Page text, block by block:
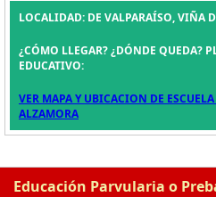
LOCALIDAD: DE VALPARAÍSO, VIÑA
¿CÓMO LLEGAR? ¿DÓNDE QUEDA?
EDUCATIVO:
VER MAPA Y UBICACION DE
ALZAMORA
Educación Parvularia o